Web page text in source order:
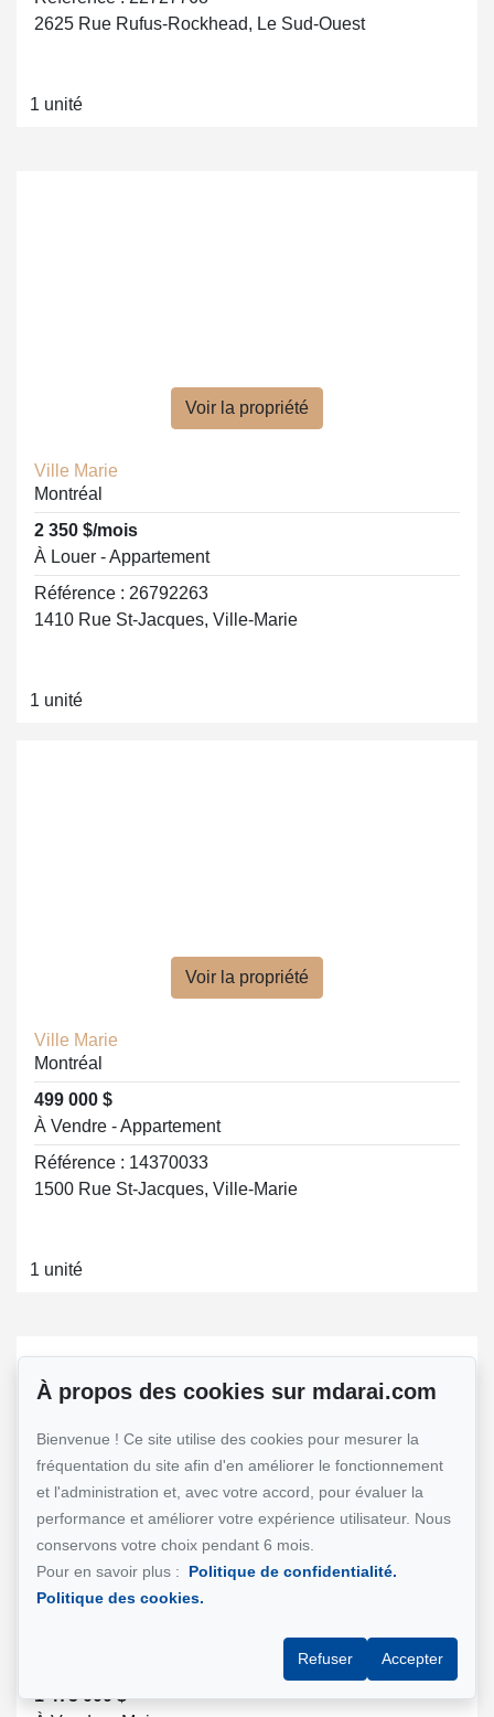
2625 Rue Rufus-Rockhead, Le Sud-Ouest
1 unité
Voir la propriété
Ville Marie
Montréal
2 350 $/mois
À Louer - Appartement
Référence : 26792263
1410 Rue St-Jacques, Ville-Marie
1 unité
Voir la propriété
Ville Marie
Montréal
499 000 $
À Vendre - Appartement
Référence : 14370033
1500 Rue St-Jacques, Ville-Marie
1 unité
Voir la propriété
1 475 000 $
À propos des cookies sur mdarai.com
Bienvenue ! Ce site utilise des cookies pour mesurer la
fréquentation du site afin d'en améliorer le fonctionnement
et l'administration et, avec votre accord, pour évaluer la
performance et améliorer votre expérience utilisateur. Nous
conservons votre choix pendant 6 mois.
Pour en savoir plus :
Politique de confidentialité.
Politique des cookies.
Refuser Accepter